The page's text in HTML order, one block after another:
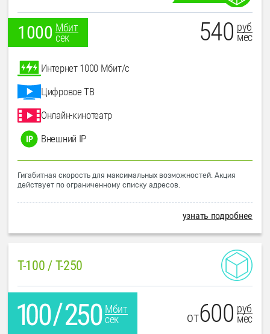
1000 Мбит
сек
540 руб
мес
Интернет 1000 Мбит/с
Цифровое ТВ
Онлайн-кинотеатр
Внешний IP
Гигабитная скорость для максимальных возможностей. Акция
действует по ограниченному списку адресов.
узнать подробнее
T-100 / T-250
Мбит
сек
от600 руб
мес